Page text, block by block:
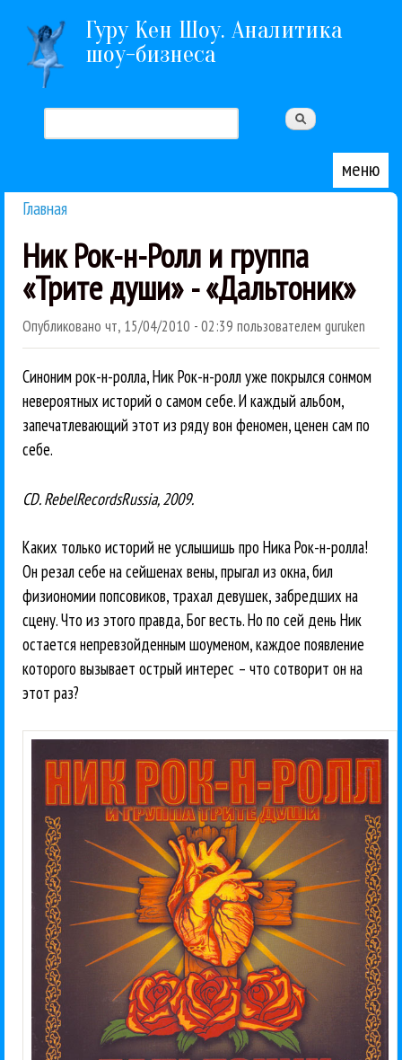
Перейти к основному содержанию
Гуру Кен Шоу. Аналитика
шоу-бизнеса
Форма поиска
меню
Главная
Ник Рок-н-Ролл и группа
«Трите души» - «Дальтоник»
Опубликовано чт, 15/04/2010 - 02:39 пользователем guruken
Синоним рок-н-ролла, Ник Рок-н-ролл уже покрылся сонмом
невероятных историй о самом себе. И каждый альбом,
запечатлевающий этот из ряду вон феномен, ценен сам по
себе.
CD. RebelRecordsRussia, 2009.
Каких только историй не услышишь про Ника Рок-н-ролла!
Он резал себе на сейшенах вены, прыгал из окна, бил
физиономии попсовиков, трахал девушек, забредших на
сцену. Что из этого правда, Бог весть. Но по сей день Ник
остается непревзойденным шоуменом, каждое появление
которого вызывает острый интерес – что сотворит он на
этот раз?